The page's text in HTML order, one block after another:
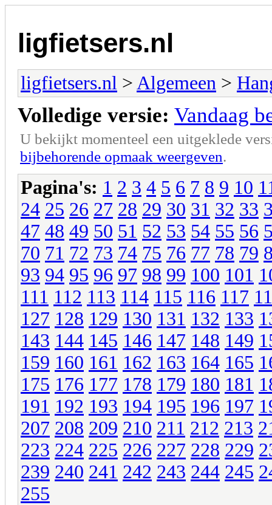
ligfietsers.nl
ligfietsers.nl > Algemeen >
Volledige versie: Vandaag
U bekijkt momenteel een uitgeklede
bijbehorende opmaak weergeven.
Pagina's: 1 2 3 4 5 6 7 8 9 10
24 25 26 27 28 29 30 31 32 33
47 48 49 50 51 52 53 54 55 56
70 71 72 73 74 75 76 77 78 79
93 94 95 96 97 98 99 100 101
111 112 113 114 115 116 117
127 128 129 130 131 132 133
143 144 145 146 147 148 149
159 160 161 162 163 164 165
175 176 177 178 179 180 181
191 192 193 194 195 196 197
207 208 209 210 211 212 213
223 224 225 226 227 228 229
239 240 241 242 243 244 245
255